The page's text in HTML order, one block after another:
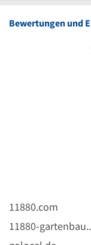
Bewertungen und
11880.com
11880-